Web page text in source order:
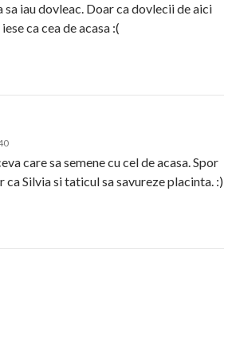
iau dovleac. Doar ca dovlecii de aici
ca cea de acasa :(
care sa semene cu cel de acasa. Spor
ca Silvia si taticul sa savureze placinta. :)